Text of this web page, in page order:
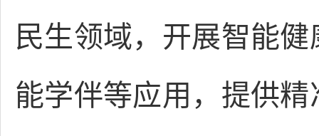
民生领域，开展智能
能学伴等应用，提供